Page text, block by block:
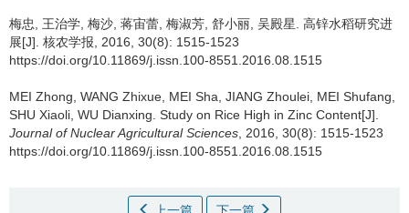
梅忠, 王治学, 梅沙, 蒋宙蕾, 梅淑芳, 舒小丽, 吴殿星. 高锌水稻研究进
展[J]. 核农学报, 2016, 30(8): 1515-1523
https://doi.org/10.11869/j.issn.100-8551.2016.08.1515
MEI Zhong, WANG Zhixue, MEI Sha, JIANG Zhoulei, MEI Shufang,
SHU Xiaoli, WU Dianxing. Study on Rice High in Zinc Content[J].
Journal of Nuclear Agricultural Sciences , 2016, 30(8): 1515-1523
https://doi.org/10.11869/j.issn.100-8551.2016.08.1515